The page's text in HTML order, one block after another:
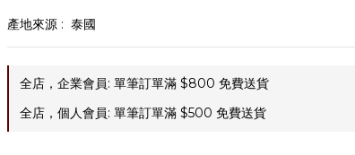
產地來源 :  泰國
全店，企業會員: 單筆訂單滿 $800 免費送貨
全店，個人會員: 單筆訂單滿 $500 免費送貨